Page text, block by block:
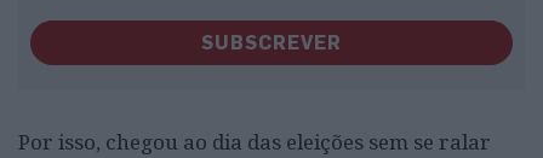
SUBSCREVER
Por isso, chegou ao dia das eleições sem se ralar